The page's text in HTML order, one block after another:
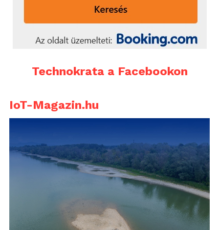
Technokrata a Facebookon
IoT-Magazin.hu